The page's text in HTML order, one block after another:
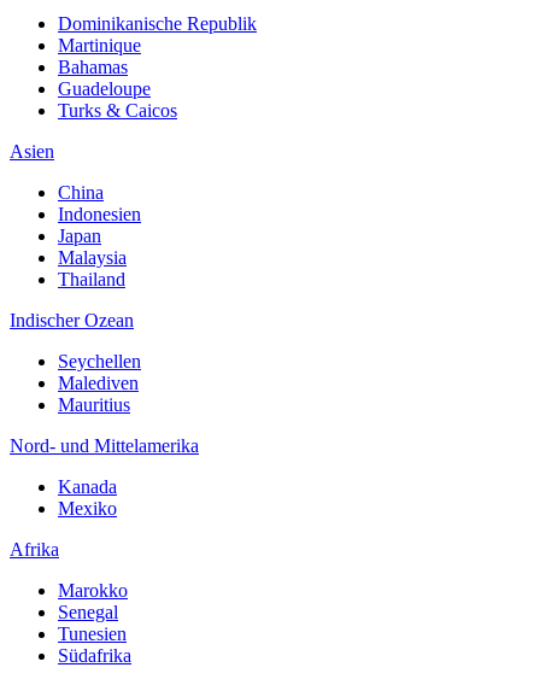
Dominikanische Republik
Martinique
Bahamas
Guadeloupe
Turks & Caicos
Asien
China
Indonesien
Japan
Malaysia
Thailand
Indischer Ozean
Seychellen
Malediven
Mauritius
Nord- und Mittelamerika
Kanada
Mexiko
Afrika
Marokko
Senegal
Tunesien
Südafrika